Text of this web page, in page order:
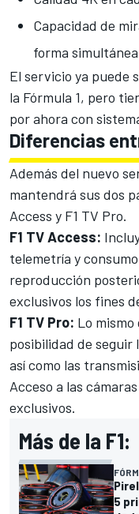
Capacidad de
forma
El servicio ya puede
la Fórmula 1, pero
por ahora con
Diferencias
Además del nuevo
mantendrá sus dos
Access y F1 TV Pro.
F1 TV Access:
telemetría y
reproducción
exclusivos los fines
F1 TV Pro: Lo
posibilidad de seguir
así como las
Acceso a las
exclusivos.
Más de la F1:
5